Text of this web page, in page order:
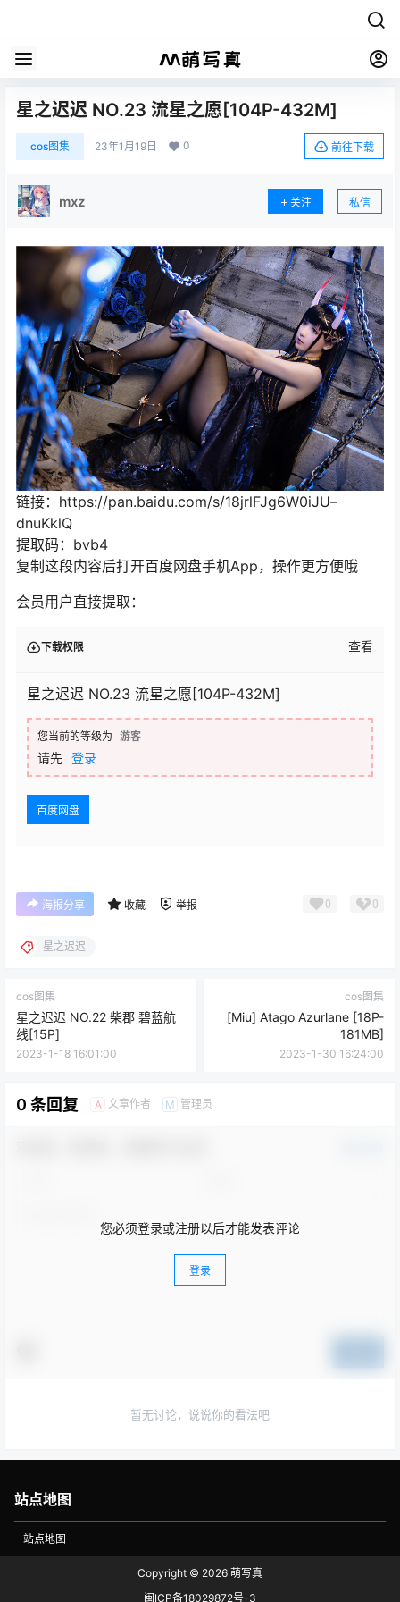
星之迟迟 NO.23 流星之愿[104P-432M]
cos图集 23年1月19日 0 前往下载
mxz 关注 私信
链接：https://pan.baidu.com/s/18jrlFJg6W0iJU–
dnuKklQ
提取码：bvb4
复制这段内容后打开百度网盘手机App，操作更方便哦
会员用户直接提取：
下载权限 查看
星之迟迟 NO.23 流星之愿[104P-432M]
您当前的等级为 游客
请先 登录
百度网盘
海报分享 收藏 举报 0 0
星之迟迟
cos图集
星之迟迟 NO.22 柴郡 碧蓝航
线[15P]
2023-1-18 16:01:00
cos图集
[Miu] Atago Azurlane [18P-
181MB]
2023-1-30 16:24:00
0 条回复 A 文章作者 M 管理员
您必须登录或注册以后才能发表评论
登录
暂无讨论，说说你的看法吧
站点地图
站点地图
Copyright © 2026 萌写真
闽ICP备18029872号-3